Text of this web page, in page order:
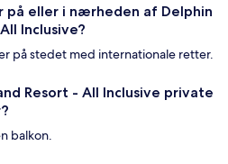
på eller i nærheden af Delphin
Inclusive?
på stedet med internationale retter.
Resort - All Inclusive private
balkon.